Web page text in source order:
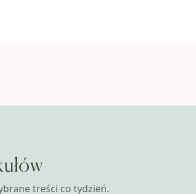
treści co tydzień.